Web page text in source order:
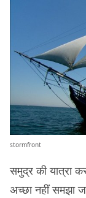
stormfront
समुद्र की यात्रा
अच्छा नहीं समझा